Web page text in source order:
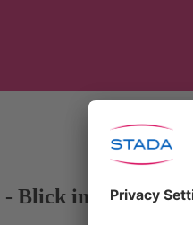
Blick in die